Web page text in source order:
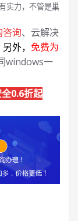
实力，不管是巢
咨询、云解决
另外， 免费为
windows一
0.6折起